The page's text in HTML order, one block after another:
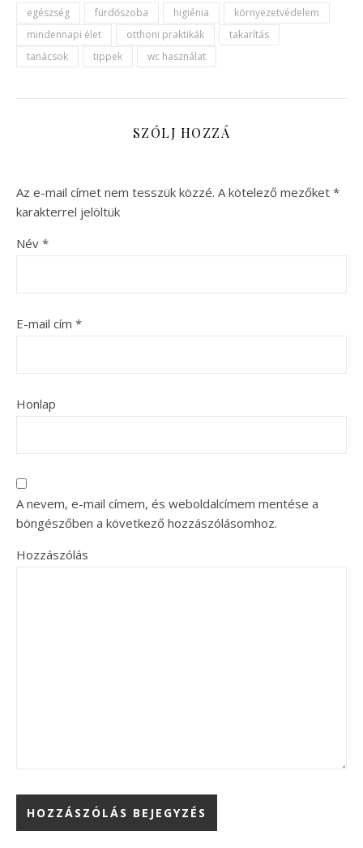
egészség fürdőszoba higiénia
környezetvédelem
mindennapi élet
otthoni praktikák
takarítás
tanácsok
tippek wc használat
SZÓLJ HOZZÁ
Az e-mail címet nem tesszük közzé. A kötelező mezőket *
karakterrel jelöltük
Név *
E-mail cím *
Honlap
A nevem, e-mail címem, és weboldalcímem mentése a
böngészőben a következő hozzászólásomhoz.
Hozzászólás